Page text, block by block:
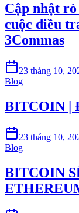
Cập nhật
cuộc điều
3Commas
23 tháng 10,
Blog
BITCOIN |
23 tháng 10,
Blog
BITCOIN